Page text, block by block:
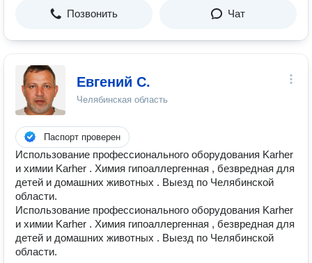
Позвонить Чат
Евгений С.
Челябинская область
Паспорт проверен
Использование профессионального оборудования Karher
и химии Karher . Химия гипоаллергенная , безвредная для
детей и домашних животных . Выезд по Челябинской
области.
Использование профессионального оборудования Karher
и химии Karher . Химия гипоаллергенная , безвредная для
детей и домашних животных . Выезд по Челябинской
области.